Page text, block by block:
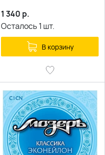
1 340 р.
Осталось 1 шт.
В корзину